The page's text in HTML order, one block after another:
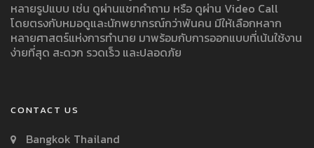
หลายรูปแบบ เช่น ดูผ่านแชทคำถาม หรือ ดูผ่าน Video Call
โดยตรงกับหมอดูและนักพยากรณ์กว่าพันคน มีให้เลือกหลาก
หลายศาสตร์แห่งการทำนาย มาพร้อมกับการออกแบบที่เน้นใช้งาน
ง่ายที่สุด สะดวก รวดเร็ว และปลอดภัย
CONTACT US
Bangkok Thailand